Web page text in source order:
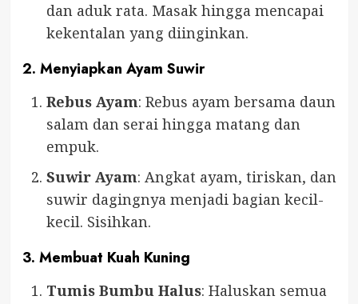
dan aduk rata. Masak hingga mencapai
kekentalan yang diinginkan.
2. Menyiapkan Ayam Suwir
Rebus Ayam: Rebus ayam bersama daun
salam dan serai hingga matang dan
empuk.
Suwir Ayam: Angkat ayam, tiriskan, dan
suwir dagingnya menjadi bagian kecil-
kecil. Sisihkan.
3. Membuat Kuah Kuning
Tumis Bumbu Halus: Haluskan semua